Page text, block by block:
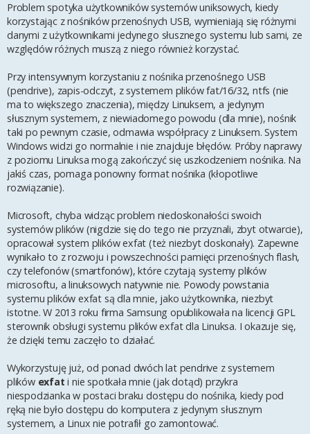
Problem spotyka użytkowników systemów uniksowych, kiedy
korzystając z nośników przenośnych USB, wymieniają się różnymi
danymi z użytkownikami jedynego słusznego systemu lub sami, ze
względów różnych muszą z niego również korzystać.
Przy intensywnym korzystaniu z nośnika przenośnego USB
(pendrive), zapis-odczyt, z systemem plików fat/16/32, ntfs (nie
ma to większego znaczenia), między Linuksem, a jedynym
słusznym systemem, z niewiadomego powodu (dla mnie), nośnik
taki po pewnym czasie, odmawia współpracy z Linuksem. System
Windows widzi go normalnie i nie znajduje błędów. Próby naprawy
z poziomu Linuksa mogą zakończyć się uszkodzeniem nośnika. Na
jakiś czas, pomaga ponowny format nośnika (kłopotliwe
rozwiązanie).
Microsoft, chyba widząc problem niedoskonałości swoich
systemów plików (nigdzie się do tego nie przyznali, zbyt otwarcie),
opracował system plików exfat (też niezbyt doskonały). Zapewne
wynikało to z rozwoju i powszechności pamięci przenośnych flash,
czy telefonów (smartfonów), które czytają systemy plików
microsoftu, a linuksowych natywnie nie. Powody powstania
systemu plików exfat są dla mnie, jako użytkownika, niezbyt
istotne. W 2013 roku firma Samsung opublikowała na licencji GPL
sterownik obsługi systemu plików exfat dla Linuksa. I okazuje się,
że dzięki temu zaczęło to działać.
Wykorzystuję już, od ponad dwóch lat pendrive z systemem
plików exfat i nie spotkała mnie (jak dotąd) przykra
niespodzianka w postaci braku dostępu do nośnika, kiedy pod
ręką nie było dostępu do komputera z jedynym słusznym
systemem, a Linux nie potrafił go zamontować.